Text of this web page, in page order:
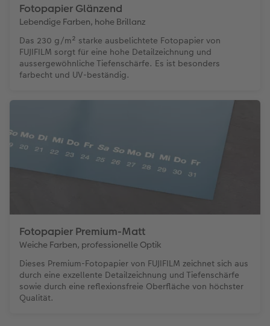
Fotopapier Glänzend
Lebendige Farben, hohe Brillanz
Das 230 g/m² starke ausbelichtete Fotopapier von
FUJIFILM sorgt für eine hohe Detailzeichnung und
aussergewöhnliche Tiefenschärfe. Es ist besonders
farbecht und UV-beständig.
Fotopapier Premium-Matt
Weiche Farben, professionelle Optik
Dieses Premium-Fotopapier von FUJIFILM zeichnet sich aus
durch eine exzellente Detailzeichnung und Tiefenschärfe
sowie durch eine reflexionsfreie Oberfläche von höchster
Qualität.